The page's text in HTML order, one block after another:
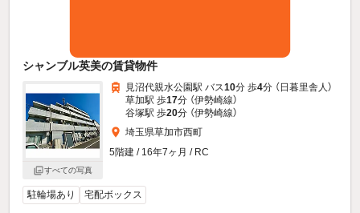
シャンブル英美の賃貸物件
すべての写真
見沼代親水公園駅 バス10分 歩4分 （日暮里舎人）
草加駅 歩17分 （伊勢崎線）
谷塚駅 歩20分 （伊勢崎線）
埼玉県草加市西町
5階建 / 16年7ヶ月 / RC
駐輪場あり 宅配ボックス